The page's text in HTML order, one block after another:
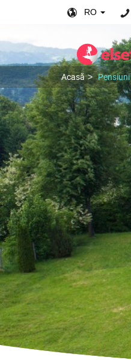
RO
Acasă Pensiuni